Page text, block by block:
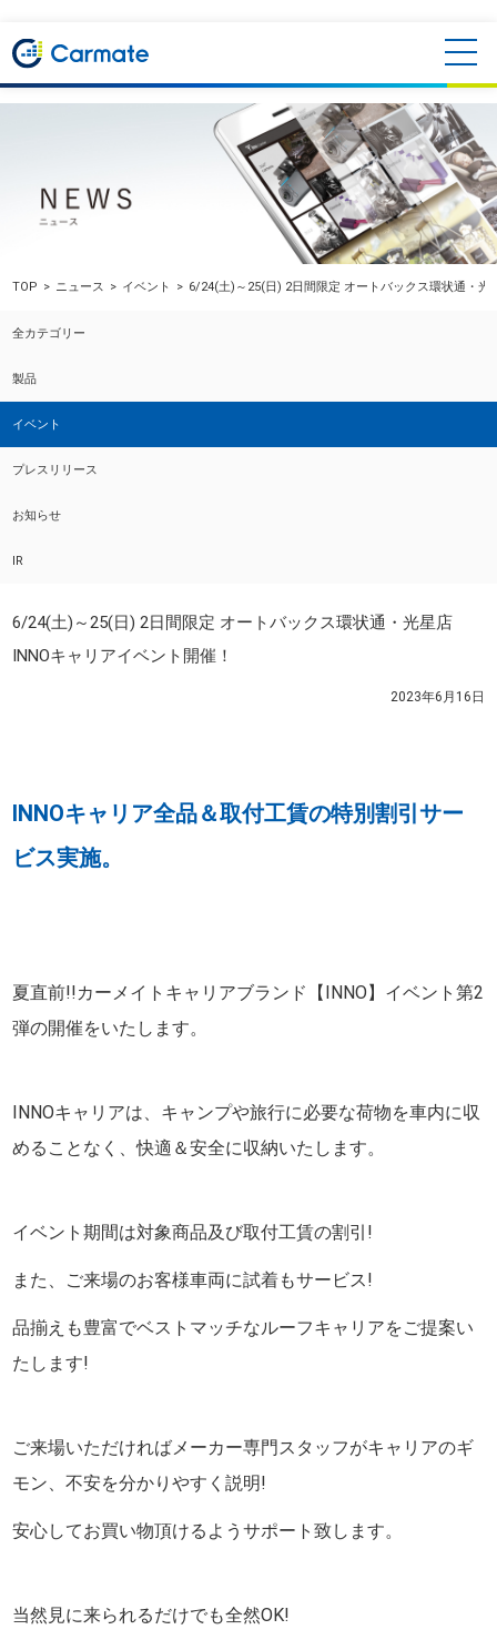
TOP ニュース イベント 6/24(土)～25(日) 2日間限定 オートバックス環状通・光
全カテゴリー
製品
イベント
プレスリリース
お知らせ
IR
6/24(土)～25(日) 2日間限定 オートバックス環状通・光星店
INNOキャリアイベント開催！
2023年6月16日
INNOキャリア全品＆取付工賃の特別割引サー
ビス実施。
夏直前!!カーメイトキャリアブランド【INNO】イベント第2
弾の開催をいたします。
INNOキャリアは、キャンプや旅行に必要な荷物を車内に収
めることなく、快適＆安全に収納いたします。
イベント期間は対象商品及び取付工賃の割引!
また、ご来場のお客様車両に試着もサービス!
品揃えも豊富でベストマッチなルーフキャリアをご提案い
たします!
ご来場いただければメーカー専門スタッフがキャリアのギ
モン、不安を分かりやすく説明!
安心してお買い物頂けるようサポート致します。
当然見に来られるだけでも全然OK!